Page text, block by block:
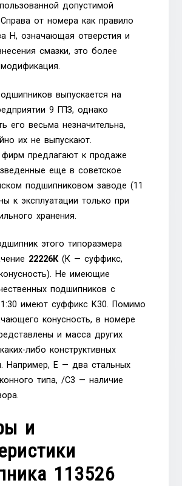
допустимой
от номера как правило
Н, означающая отверстия и
смазки, это более
выпускается на
9 ГПЗ, однако
его весьма незначительна,
их не выпускают.
фирм предлагают к продаже
еще в советское
подшипниковом заводе (11
к эксплуатации только при
хранения.
этого типоразмера
22226К(К — суффикс,
Не имеющие
подшипников с
имеют суффикс K30. Помимо
конусность, в номере
и масса других
либо конструктивных
Например, Е — два стальных
типа, /С3 — наличие
и
113526